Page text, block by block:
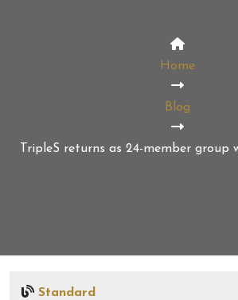
Home
Blog
TripleS returns as 24-member group
Standard